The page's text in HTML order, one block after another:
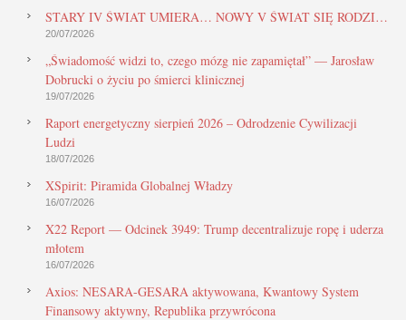
STARY IV ŚWIAT UMIERA… NOWY V ŚWIAT SIĘ RODZI…
20/07/2026
„Świadomość widzi to, czego mózg nie zapamiętał” — Jarosław
Dobrucki o życiu po śmierci klinicznej
19/07/2026
Raport energetyczny sierpień 2026 – Odrodzenie Cywilizacji
Ludzi
18/07/2026
XSpirit: Piramida Globalnej Władzy
16/07/2026
X22 Report — Odcinek 3949: Trump decentralizuje ropę i uderza
młotem
16/07/2026
Axios: NESARA-GESARA aktywowana, Kwantowy System
Finansowy aktywny, Republika przywrócona